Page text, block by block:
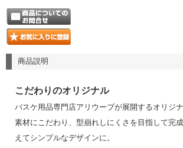
商品説明
こだわりのオリジナル
バスケ用品専門店アリウープが展開するオリジ
素材にこだわり、型崩れしにくさを目指して完
えてシンプルなデザインに。